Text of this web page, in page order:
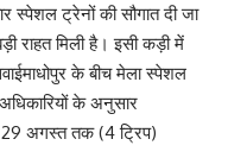
स्पेशल ट्रेनों की सौगात दी जा
राहत मिली है। इसी कड़ी में
के बीच मेला स्पेशल
के अनुसार
29 अगस्त तक (4 ट्रिप)